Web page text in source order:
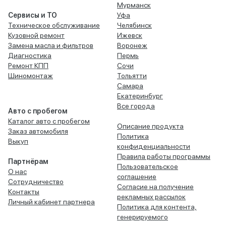
Сервисы и ТО
Техническое обслуживание
Кузовной ремонт
Замена масла и фильтров
Диагностика
Ремонт КПП
Шиномонтаж
Авто с пробегом
Каталог авто с пробегом
Заказ автомобиля
Выкуп
Партнёрам
О нас
Сотрудничество
Контакты
Личный кабинет партнера
Мурманск
Уфа
Челябинск
Ижевск
Воронеж
Пермь
Сочи
Тольятти
Самара
Екатеринбург
Все города
Описание продукта
Политика
конфиденциальности
Правила работы программы
Пользовательское
соглашение
Согласие на получение
рекламных рассылок
Политика для контента,
генерируемого